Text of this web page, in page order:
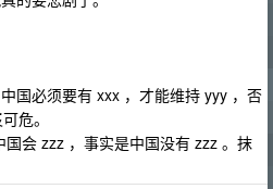
国必须要有 xxx ，才能维持 yyy ，否
危。
国会 zzz ，事实是中国没有 zzz 。抹